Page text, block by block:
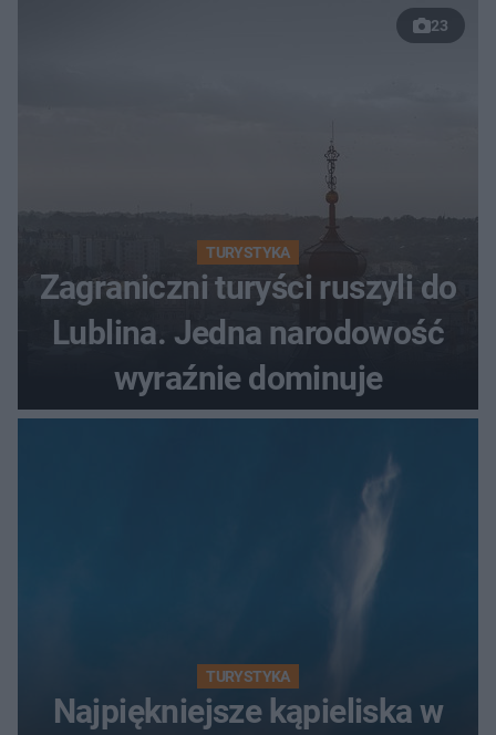
23
TURYSTYKA
Zagraniczni turyści ruszyli do
Lublina. Jedna narodowość
wyraźnie dominuje
TURYSTYKA
Najpiękniejsze kąpieliska w